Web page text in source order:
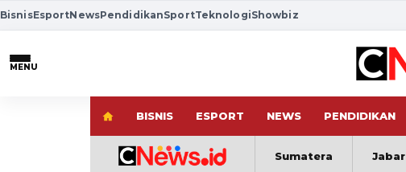
BisnisEsportNewsPendidikanSportTeknologiShowbiz
MENU
BISNIS ESPORT NEWS PENDIDIKAN
Sumatera Jabar